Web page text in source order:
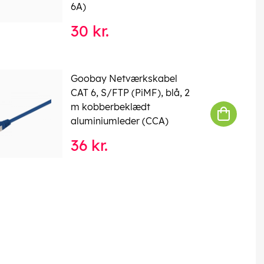
6A)
30 kr.
Goobay Netværkskabel
CAT 6, S/FTP (PiMF), blå, 2
m kobberbeklædt
aluminiumleder (CCA)
36 kr.